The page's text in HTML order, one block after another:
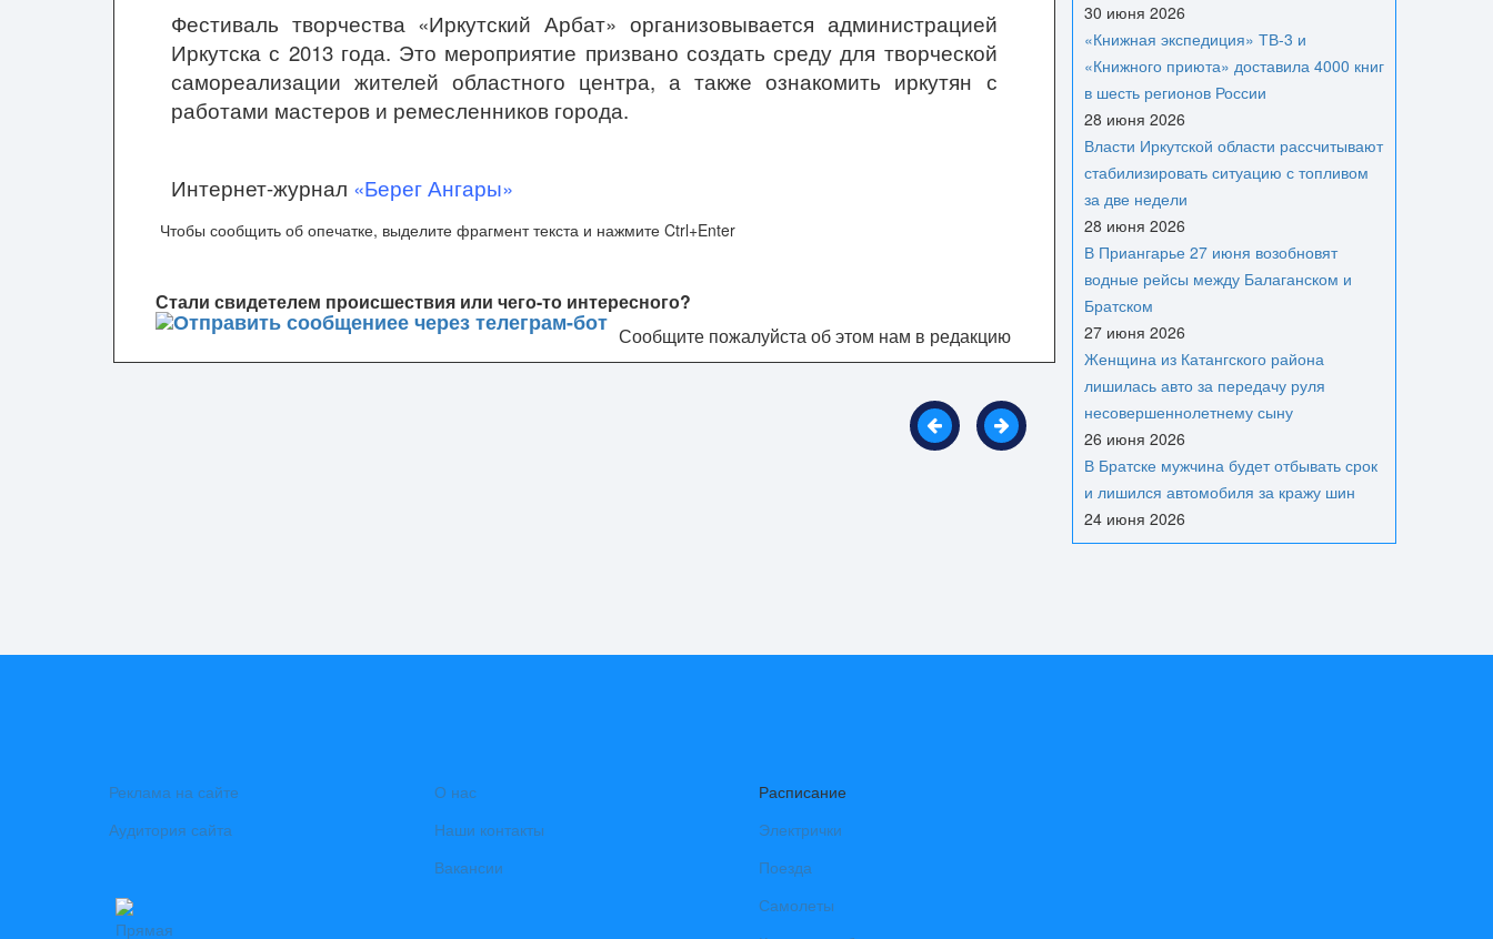
Фестиваль творчества «Иркутский Арбат» организовывается администрацией
Иркутска с 2013 года. Это мероприятие призвано создать среду для творческой
самореализации жителей областного центра, а также ознакомить иркутян с
работами мастеров и ремесленников города.
Интернет-журнал «Берег Ангары»
Стали свидетелем происшествия или чего-то интересного?
Сообщите пожалуйста об этом нам в редакцию
Чтобы сообщить об опечатке, выделите фрагмент текста и нажмите Ctrl+Enter
30 июня 2026
«Книжная экспедиция» ТВ-3 и
«Книжного приюта» доставила 4000 книг
в шесть регионов России
28 июня 2026
Власти Иркутской области рассчитывают
стабилизировать ситуацию с топливом
за две недели
28 июня 2026
В Приангарье 27 июня возобновят
водные рейсы между Балаганском и
Братском
27 июня 2026
Женщина из Катангского района
лишилась авто за передачу руля
несовершеннолетнему сыну
26 июня 2026
В Братске мужчина будет отбывать срок
и лишился автомобиля за кражу шин
24 июня 2026
Реклама на сайте
Аудитория сайта
О нас
Наши контакты
Вакансии
Расписание
Электрички
Поезда
Самолеты